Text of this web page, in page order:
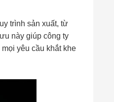
trình sản xuất, từ
này giúp công ty
yêu cầu khắt khe